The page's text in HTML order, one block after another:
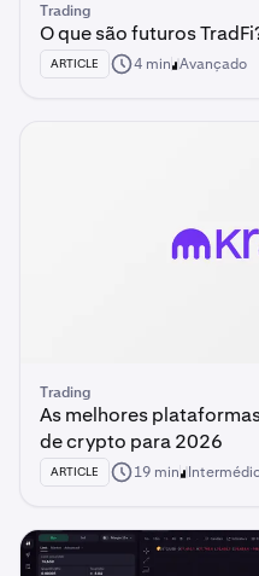
Trading
O que são futuros
ARTICLE 4 min Avançado
Trading
As melhores
de crypto para 2026
ARTICLE 19 min